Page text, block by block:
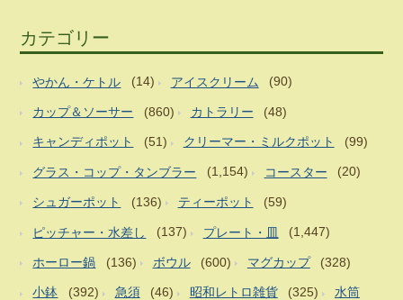
カテゴリー
やかん・ケトル (14) アイスクリーム (90)
カップ＆ソーサー (860) カトラリー (48)
キャンディポット (51) クリーマー・ミルクポット (99)
グラス・コップ・タンブラー (1,154) コースター (20)
シュガーポット (136) ティーポット (59)
ピッチャー・水差し (137) プレート・皿 (1,447)
ホーロー鍋 (136) ボウル (600) マグカップ (328)
小鉢 (392) 急須 (46) 昭和レトロ雑貨 (325) 水筒